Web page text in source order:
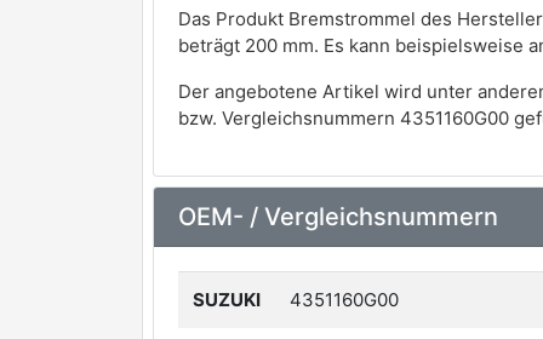
Das Produkt Bremstrommel des
beträgt 200 mm. Es kann beispielsweise
Der angebotene Artikel wird unter
bzw. Vergleichsnummern 4351160G00
OEM- / Vergleichsnummern
SUZUKI 4351160G00